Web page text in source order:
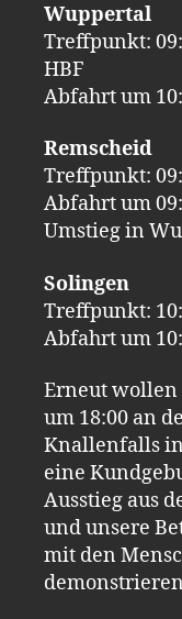
Wuppertal
Treffpunkt:
HBF
Abfahrt um
Remscheid
Treffpunkt:
Abfahrt um
Umstieg in
Solingen
Treffpunkt:
Abfahrt um
Erneut wollen
um 18:00 an
Knallenfalls
eine
Ausstieg aus
und unsere
mit den